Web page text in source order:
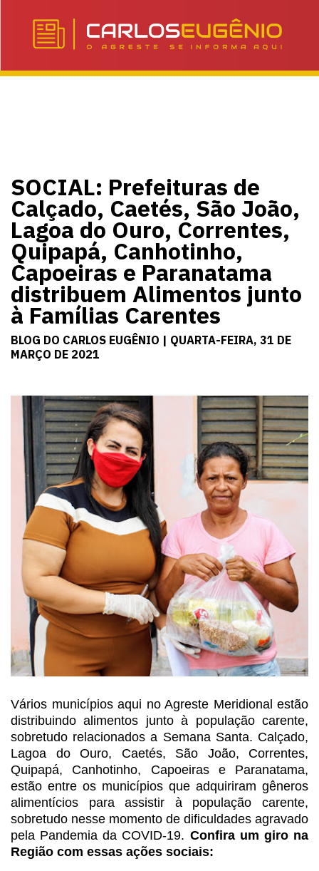
SOCIAL: Prefeituras de
Calçado, Caetés, São João,
Lagoa do Ouro, Correntes,
Quipapá, Canhotinho,
Capoeiras e Paranatama
distribuem Alimentos junto
à Famílias Carentes
BLOG DO CARLOS EUGÊNIO | QUARTA-FEIRA, 31 DE
MARÇO DE 2021
Vários municípios aqui noAgreste Meridional estão
distribuindo alimentos junto à população carente,
sobretudo relacionados a Semana Santa. Calçado,
Lagoa do Ouro, Caetés, São João, Correntes,
Quipapá, Canhotinho, Capoeiras e Paranatama,
estão entre os municípios que adquiriram gêneros
alimentícios para assistir à população carente,
sobretudo nesse momento de dificuldades agravado
pela Pandemia da COVID-19. Confira um giro na
Região com essas ações sociais: